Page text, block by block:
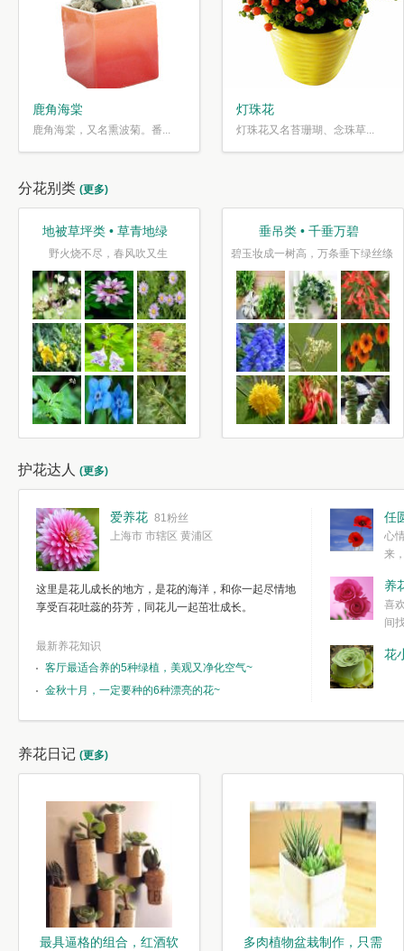
鹿角海棠
鹿角海棠，又名熏波菊。番...
灯珠花
灯珠花又名苔珊瑚、念珠草...
分花别类 (更多)
地被草坪类 • 草青地绿
野火烧不尽，春风吹又生
垂吊类 • 千垂万碧
碧玉妆成一树高，万条垂下绿丝绦
护花达人 (更多)
爱养花 81粉丝
上海市 市辖区 黄浦区
这里是花儿成长的地方，是花的海洋，和你一起尽情地
享受百花吐蕊的芬芳，同花儿一起茁壮成长。
最新养花知识
客厅最适合养的5种绿植，美观又净化空气~
金秋十月，一定要种的6种漂亮的花~
任
心
来
简单愉快的心
我们自己复杂
养
喜
间
花
养花日记 (更多)
最具逼格的组合，红酒软
多肉植物盆栽制作，只需